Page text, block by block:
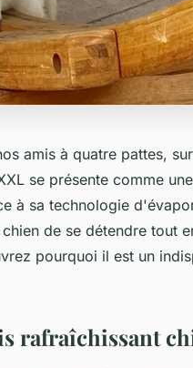
amis à quatre pattes,
se présente comme
à sa technologie
de se détendre tout
pourquoi il est un
rafraîchissant